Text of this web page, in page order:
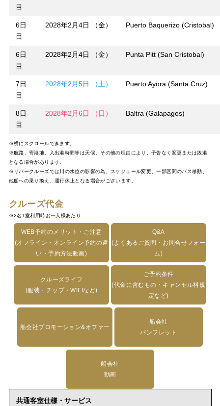
目
6日
目
2028年2月4日 （金） Puerto Baquerizo (Cristobal)
6日
目
2028年2月4日 （金） Punta Pitt (San Cristobal)
7日
目
2028年2月5日 （土） Puerto Ayora (Santa Cruz)
8日
目
2028年2月6日 （日） Baltra (Galapagos)
※横にスクロールできます。
※航路、寄港地、入出港時間等は天候、その他の理由により、予告なく変更または抜港
となる場合があります。
※リバークルーズでは川の水位の影響の為、スケジュール変更、一部区間のバス移動、
他船への乗り換え、運行休止となる場合がございます。
クルーズ代金
※2名1室利用時お一人様あたり
WEB予約のメリット・ご注意
(オフライン・オンライン予約の違
い・予約方法動画)
Q&A
(よくあるご質問・お問合せフォー
ム)
クルーズライフ
(服装・チップ・WIFIなど)
ご予約条件
(代金に含むもの・キャンセル料規
定など)
船会社プロモーション&オファー
船会社
パンフレット
船会社
動画
共通客室仕様・サービス